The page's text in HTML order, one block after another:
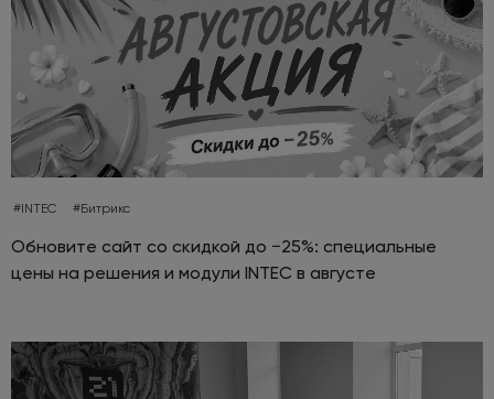
#INTEC #Битрикс
Обновите сайт со скидкой до −25%: специальные
цены на решения и модули INTEC в августе